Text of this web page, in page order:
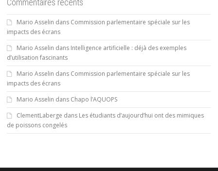
Mario Asselin dans Commission parlementaire spéciale sur les
impacts des écrans
Mario Asselin dans Intelligence artificielle : déjà des exemples
d’utilisation fascinants
Mario Asselin dans Commission parlementaire spéciale sur les
impacts des écrans
Mario Asselin dans Chapo l’AQUOPS
ClementLaberge dans Les étudiants d’aujourd’hui ont des mimiques
de poissons congelés